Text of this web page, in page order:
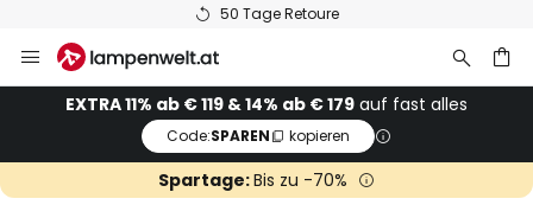
50 Tage Retoure
Inhalt
springenEXTRA 11% ab € 119 & 14% ab € 179 auf fast alles
Code:SPAREN kopieren
Spartage:Bis zu -70%